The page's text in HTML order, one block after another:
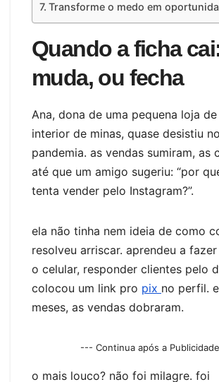
Transforme o medo em
Quando a ficha
muda, ou fecha
Ana, dona de uma pequena loja
interior de minas, quase desistiu
pandemia. as vendas sumiram, as
até que um amigo sugeriu: “por
tenta vender pelo Instagram?”.
ela não tinha nem ideia de como
resolveu arriscar. aprendeu a
o celular, responder clientes pelo
colocou um link pro pix no perfil.
meses, as vendas dobraram.
--- Continua após a
o mais louco? não foi milagre. foi